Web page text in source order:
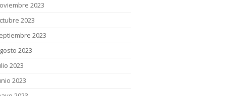
2023
2023
2023
2023
2023
2023